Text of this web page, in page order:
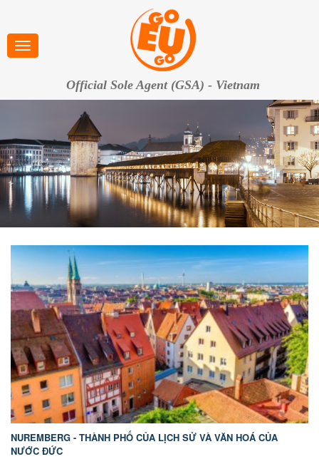
Official Sole Agent (GSA) - Vietnam
NUREMBERG - THÀNH PHỐ CỦA LỊCH SỬ VÀ VĂN HOÁ CỦA
NƯỚC ĐỨC